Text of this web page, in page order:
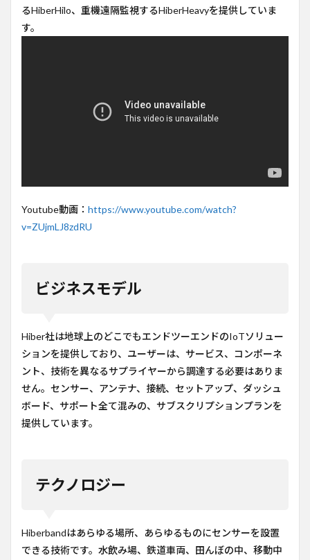
るHiberHilo、重機遠隔監視するHiberHeavyを提供していま
す。
Youtube動画： https://www.youtube.com/watch?
v=ZUjmLJ8zdRU
ビジネスモデル
Hiber社は地球上のどこでもエンドツーエンドのIoTソリュー
ションを提供しており、ユーザーは、サービス、コンポーネ
ント、技術を異なるサプライヤーから調達する必要はありま
せん。センサー、アンテナ、接続、セットアップ、ダッシュ
ボード、サポート全て混みの、サブスクリプションプランを
提供しています。
テクノロジー
Hiberbandはあらゆる場所、あらゆるものにセンサーを設置
できる技術です。水飲み場、鉄道車両、田んぼの中、移動中